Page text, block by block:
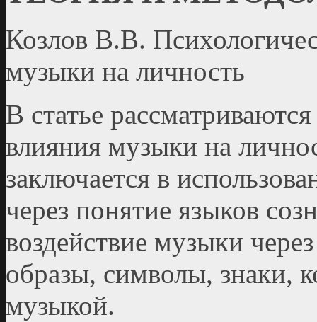
Козлов В.В.
музыки на личность
В статье
влияния музыки на
заключается в
через понятие языков
воздействие музыки
образы, символы, знаки,
музыкой.